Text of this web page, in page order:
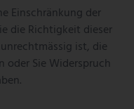
Einschränkung der
die Richtigkeit dieser
ist, die
Sie Widerspruch